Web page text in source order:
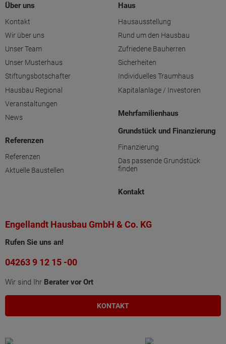
Über uns
Kontakt
Wir über uns
Unser Team
Unser Musterhaus
Stiftungsbotschafter
Hausbau Regional
Veranstaltungen
News
Referenzen
Referenzen
Aktuelle Baustellen
Haus
Hausausstellung
Rund um den Hausbau
Zufriedene Bauherren
Sicherheiten
Individuelles Traumhaus
Kapitalanlage / Investoren
Mehrfamilienhaus
Grundstück und Finanzierung
Finanzierung
Das passende Grundstück
finden
Kontakt
Engellandt Hausbau GmbH & Co. KG
Rufen Sie uns an!
04263 9 12 15 -00
Wir sind Ihr Berater vor Ort
KONTAKT